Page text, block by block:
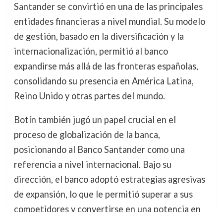
Santander se convirtió en una de las principales
entidades financieras a nivel mundial. Su modelo
de gestión, basado en la diversificación y la
internacionalización, permitió al banco
expandirse más allá de las fronteras españolas,
consolidando su presencia en América Latina,
Reino Unido y otras partes del mundo.
Botín también jugó un papel crucial en el
proceso de globalización de la banca,
posicionando al Banco Santander como una
referencia a nivel internacional. Bajo su
dirección, el banco adoptó estrategias agresivas
de expansión, lo que le permitió superar a sus
competidores y convertirse en una potencia en